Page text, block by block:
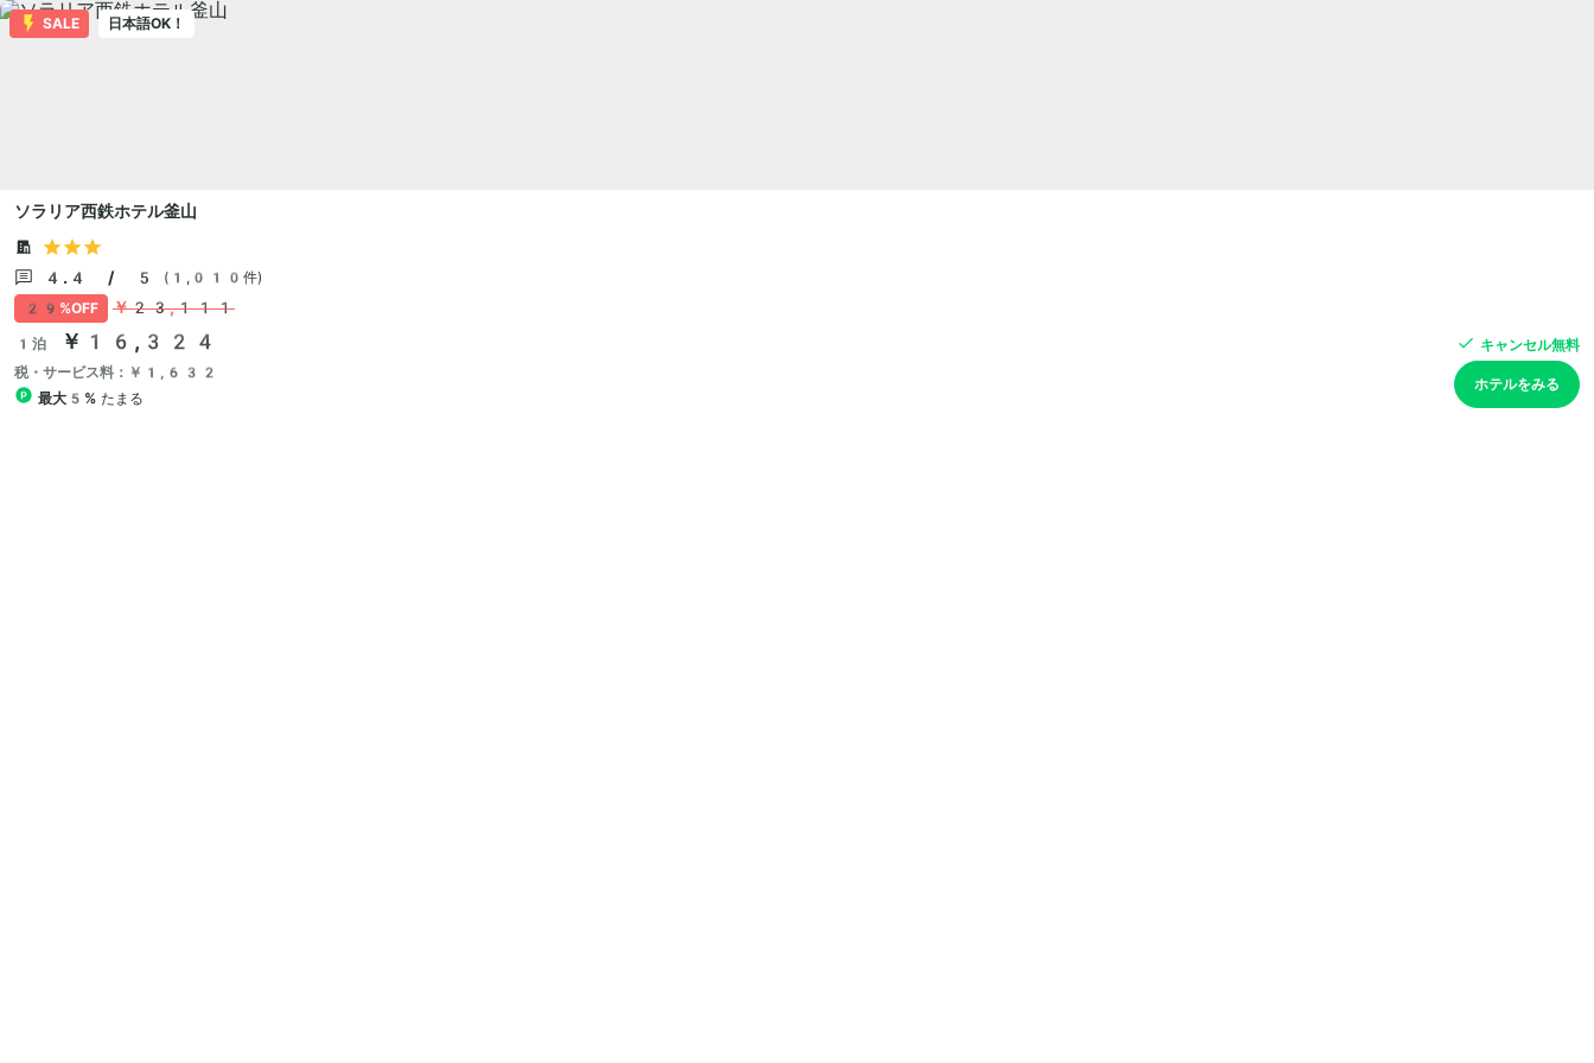
SALE 日本語OK！
ソラリア西鉄ホテル釜山
4.4 / 5
(1,010件)
29%OFF
￥23,111
1泊 ￥16,324
税・サービス料：￥1,632
最大5% たまる
キャンセル無料
ホテルをみる